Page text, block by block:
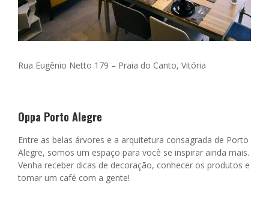
Rua Eugênio Netto 179 – Praia do Canto, Vitória
Oppa Porto Alegre
Entre as belas árvores e a arquitetura consagrada de Porto
Alegre, somos um espaço para você se inspirar ainda mais.
Venha receber dicas de decoração, conhecer os produtos e
tomar um café com a gente!